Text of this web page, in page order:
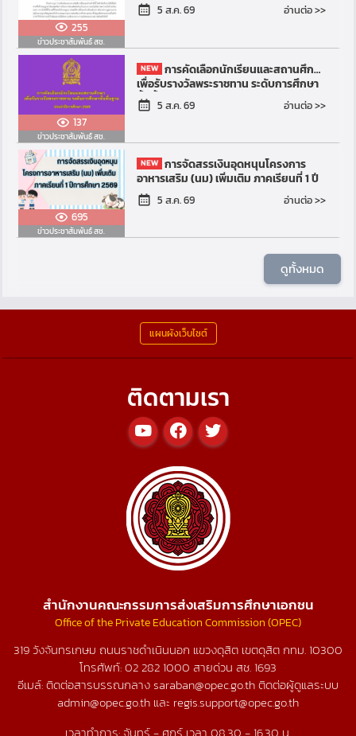
255
ข่าวประชาสัมพันธ์ สช.
สำนักงานคณะกรร...
5 ส.ค. 69 อ่านต่อ >>
137
ข่าวประชาสัมพันธ์ สช.
การคัดเลือกนักเรียนและสถานศึกษา
เพื่อรับรางวัลพระราชทาน ระดับการศึกษา
ขั้นพื้นฐาน ประจำปีการศึกษา 2569
5 ส.ค. 69 อ่านต่อ >>
695
ข่าวประชาสัมพันธ์ สช.
การจัดสรรเงินอุดหนุนโครงการ
อาหารเสริม (นม) เพิ่มเติม ภาคเรียนที่ 1 ปี
การศึกษา 2569
5 ส.ค. 69 อ่านต่อ >>
ดูทั้งหมด
แผนผังเว็บไซต์
ติดตามเรา
สำนักงานคณะกรรมการส่งเสริมการศึกษาเอกชน
Office of the Private Education Commission (OPEC)
319 วังจันทรเกษม ถนนราชดำเนินนอก แขวงดุสิต เขตดุสิต กทม. 10300
โทรศัพท์:02 282 1000 สายด่วน สช.1693
อีเมล์: ติดต่อสารบรรณกลาง saraban@opec.go.th ติดต่อผู้ดูแลระบบ
admin@opec.go.th และ regis.support@opec.go.th